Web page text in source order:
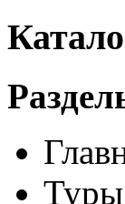
Туры